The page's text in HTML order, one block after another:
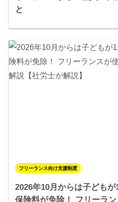
と
フリーランス向け支援制度
2026年10月からは子ども
保険料が免除！ フリーラ